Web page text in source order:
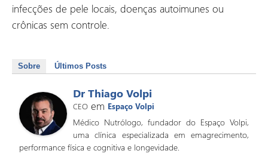
infecções de pele locais, doenças autoimunes ou
crônicas sem controle.
Sobre Últimos Posts
Dr Thiago Volpi
CEO em Espaço Volpi
Médico Nutrólogo, fundador do Espaço Volpi,
uma clínica especializada em emagrecimento,
performance física e cognitiva e longevidade.